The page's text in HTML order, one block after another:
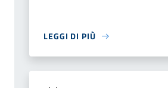
LEGGI DI PIÙ